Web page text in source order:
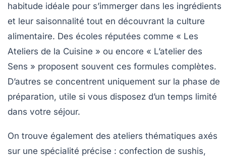
habitude idéale pour s’immerger dans les ingrédients
et leur saisonnalité tout en découvrant la culture
alimentaire. Des écoles réputées comme « Les
Ateliers de la Cuisine » ou encore « L’atelier des
Sens » proposent souvent ces formules complètes.
D’autres se concentrent uniquement sur la phase de
préparation, utile si vous disposez d’un temps limité
dans votre séjour.
On trouve également des ateliers thématiques axés
sur une spécialité précise : confection de sushis,